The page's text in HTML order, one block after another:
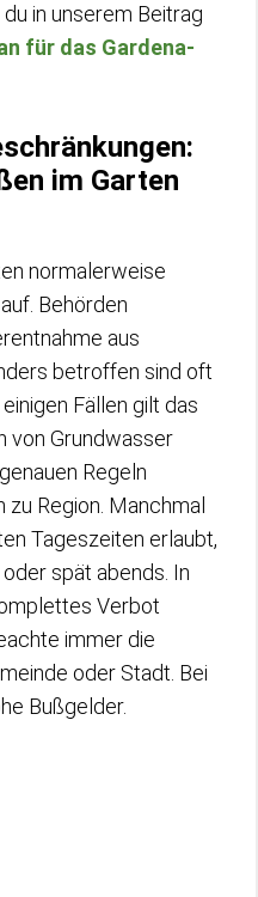
in unserem Beitrag
für das Gardena-
im Garten
normalerweise
Behörden
aus
betroffen sind oft
Fällen gilt das
von Grundwasser
Regeln
Region. Manchmal
Tageszeiten erlaubt,
spät abends. In
Verbot
immer die
oder Stadt. Bei
Bußgelder.